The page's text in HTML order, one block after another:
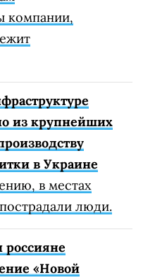
компании,
из крупнейших
в Украине
в местах
люди.
россияне
«Новой